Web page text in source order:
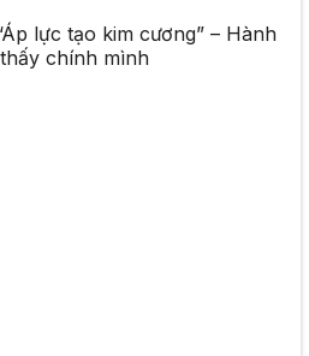
lực tạo kim cương” – Hành
chính mình